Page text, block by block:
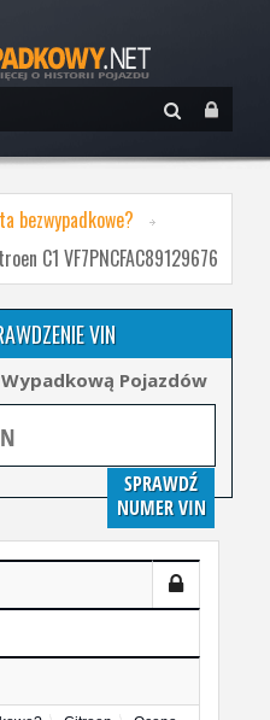
bezwypadkowe?
C1 VF7PNCFAC89129676
VIN
Pojazdów
SPRAWDŹ
NUMER VIN